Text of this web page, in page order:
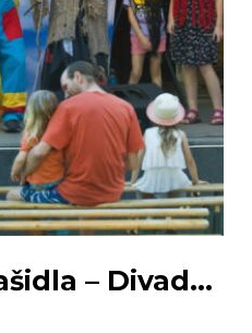
– Divad...